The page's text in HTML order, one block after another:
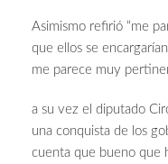
Asimismo refirió “me
que ellos se
me parece muy
a su vez el diputado
una conquista de los
cuenta que bueno que